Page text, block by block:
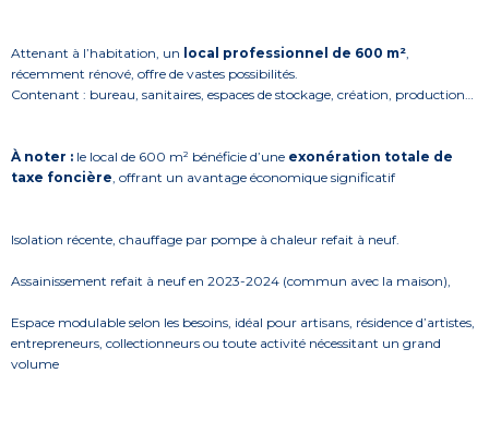
Attenant à l’habitation, un local professionnel de 600 m²
récemment rénové, offre de vastes possibilités.
Contenant : bureau, sanitaires, espaces de stockage, création, production…
À noter : le local de 600 m² bénéficie d’une exonération totale de
taxe foncière , offrant un avantage économique significatif
Isolation récente, chauffage par pompe à chaleur refait à neuf.
Assainissement refait à neuf en 2023-2024 (commun avec la maison),
Espace modulable selon les besoins, idéal pour artisans, résidence d’artistes,
entrepreneurs, collectionneurs ou toute activité nécessitant un grand
volume